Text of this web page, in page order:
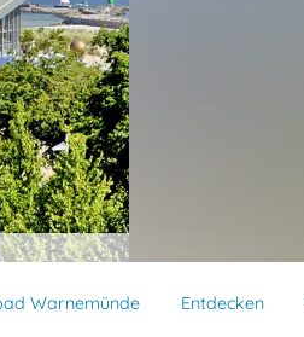
Warnemünde Entdecken